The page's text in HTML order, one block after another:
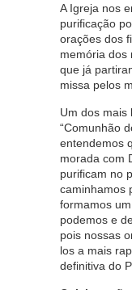
A Igreja nos
purificação
orações dos
memória dos
que já
missa pelos
Um dos mais
“Comunhão
entendemos
morada com
purificam no
caminhamos
formamos
podemos e
pois nossas
los a mais
definitiva do